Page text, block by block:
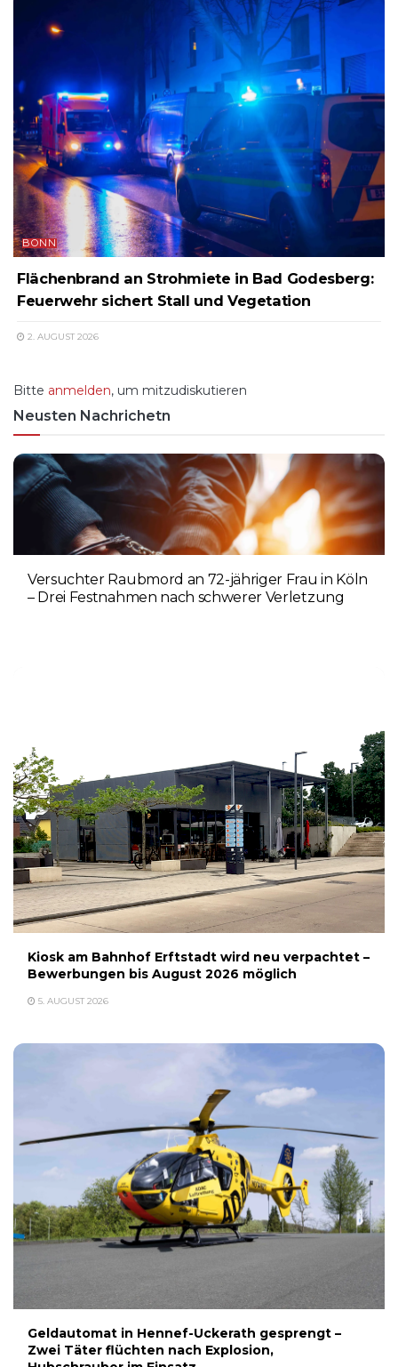
BONN
Flächenbrand an Strohmiete in Bad Godesberg:
Feuerwehr sichert Stall und Vegetation
2. AUGUST 2026
Bitte anmelden, um mitzudiskutieren
Neusten Nachrichetn
Versuchter Raubmord an 72-jähriger Frau in Köln
– Drei Festnahmen nach schwerer Verletzung
Kiosk am Bahnhof Erftstadt wird neu verpachtet –
Bewerbungen bis August 2026 möglich
5. AUGUST 2026
Geldautomat in Hennef-Uckerath gesprengt –
Zwei Täter flüchten nach Explosion,